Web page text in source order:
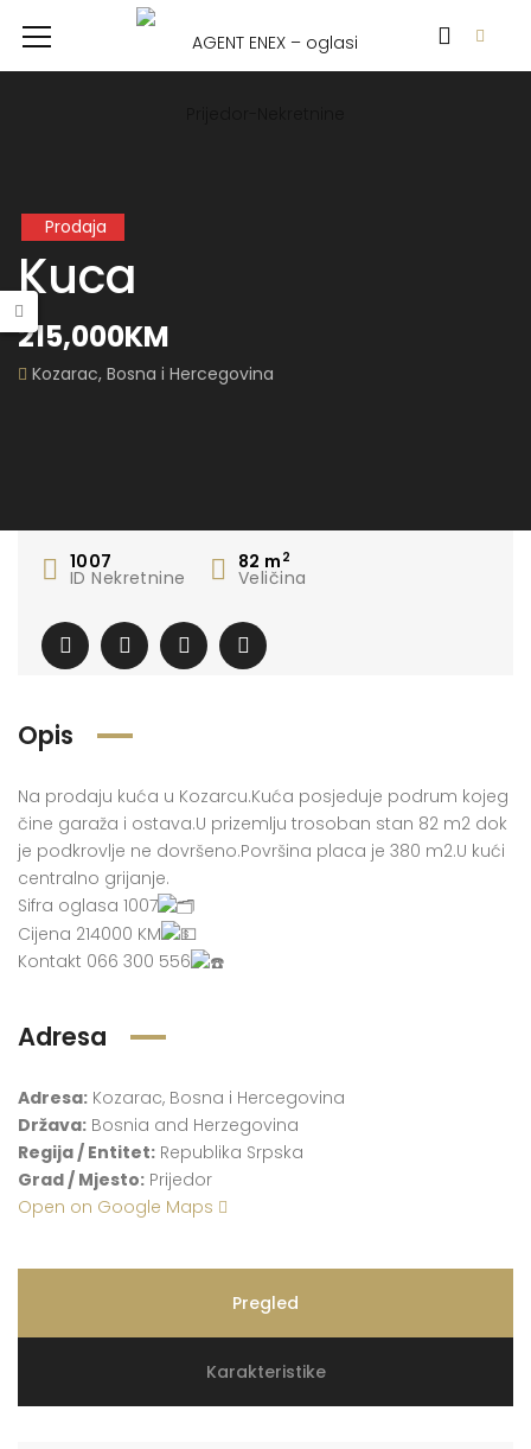
Prodaja
Kuca
215,000KM
Kozarac, Bosna i Hercegovina
1007
ID Nekretnine
82 m 2
Veličina
Opis
Na prodaju kuća u Kozarcu.Kuća posjeduje podrum kojeg
čine garaža i ostava.U prizemlju trosoban stan 82 m2 dok
je podkrovlje ne dovršeno.Površina placa je 380 m2.U kući
centralno grijanje.
Sifra oglasa 1007
Cijena 214000 KM
Kontakt 066 300 556
Adresa
Adresa: Kozarac, Bosna i Hercegovina
Država: Bosnia and Herzegovina
Regija / Entitet: Republika Srpska
Grad / Mjesto: Prijedor
Open on Google Maps
Pregled
Karakteristike